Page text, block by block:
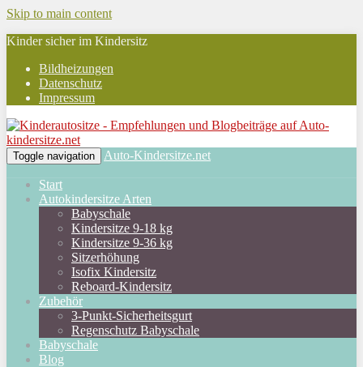
Skip to main content
Kinder sicher im Kindersitz
Bildheizungen
Datenschutz
Impressum
Toggle navigation Auto-Kindersitze.net
Start
Autokindersitze Arten
Babyschale
Kindersitze 9-18 kg
Kindersitze 9-36 kg
Sitzerhöhung
Isofix Kindersitz
Reboard-Kindersitz
Zubehör
3-Punkt-Sicherheitsgurt
Regenschutz Babyschale
Babyschale
Blog